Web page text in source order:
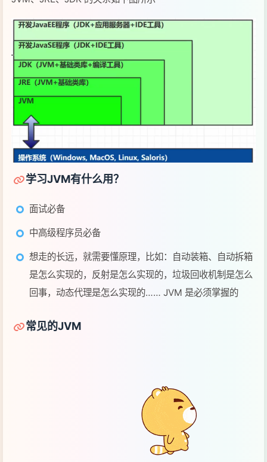
学习JVM有什么用？
面试必备
中高级程序员必备
想走的长远，就需要懂原理，比如：自动装箱、自动拆箱
是怎么实现的，反射是怎么实现的，垃圾回收机制是怎么
回事，动态代理是怎么实现的…… JVM 是必须掌握的
常见的JVM